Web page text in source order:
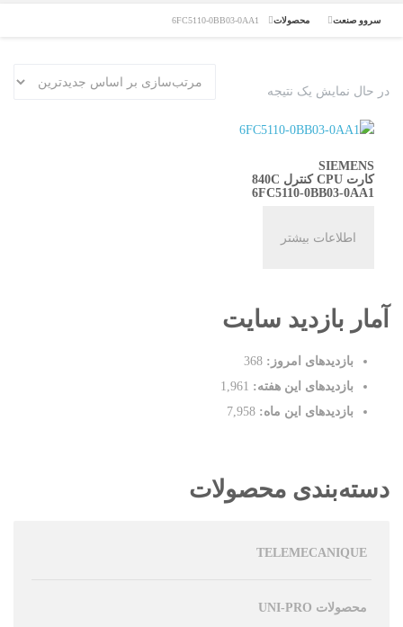
سروو صنعت محصولات 6FC5110-0BB03-0AA1
در حال نمایش یک نتیجه
SIEMENS
کارت CPU کنترل 840C
6FC5110-0BB03-0AA1
اطلاعات بیشتر
آمار بازدید سایت
بازدیدهای امروز: 368
بازدیدهای این هفته: 1,961
بازدیدهای این ماه: 7,958
دسته‌بندی محصولات
TELEMECANIQUE
محصولات UNI-PRO